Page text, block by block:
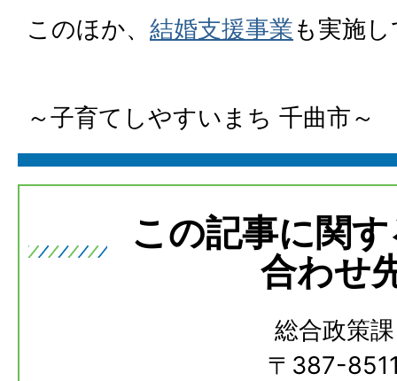
このほか、 結婚支援事業も実施
～子育てしやすいまち 千曲市～
この記事に関
合わせ
総合政策課
〒387-